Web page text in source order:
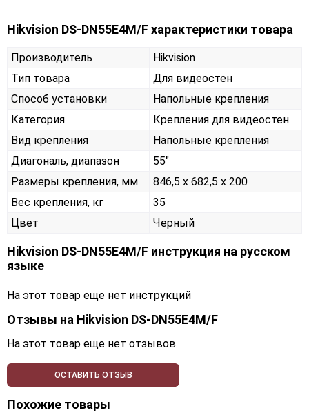
Hikvision DS-DN55E4M/F характеристики товара
Производитель
Hikvision
Тип товара
Для видеостен
Способ установки
Напольные крепления
Категория
Крепления для видеостен
Вид крепления
Напольные крепления
Диагональ, диапазон
55"
Размеры крепления, мм
846,5 х 682,5 х 200
Вес крепления, кг
35
Цвет
Черный
Hikvision DS-DN55E4M/F инструкция на русском
языке
На этот товар еще нет инструкций
Отзывы на Hikvision DS-DN55E4M/F
На этот товар еще нет отзывов.
ОСТАВИТЬ ОТЗЫВ
Похожие товары